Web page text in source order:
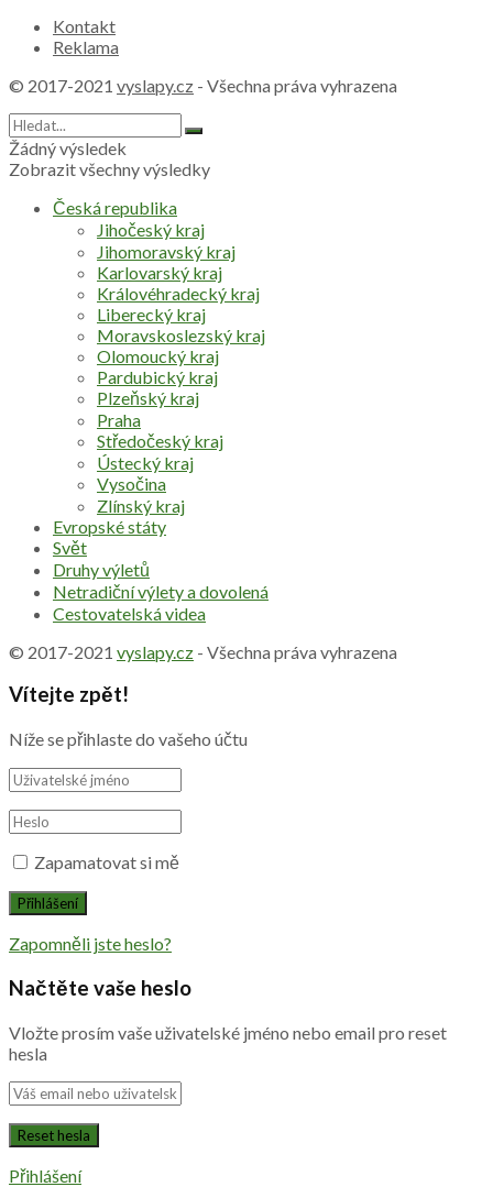
Kontakt
Reklama
© 2017-2021 vyslapy.cz - Všechna práva vyhrazena
Žádný výsledek
Zobrazit všechny výsledky
Česká republika
Jihočeský kraj
Jihomoravský kraj
Karlovarský kraj
Královéhradecký kraj
Liberecký kraj
Moravskoslezský kraj
Olomoucký kraj
Pardubický kraj
Plzeňský kraj
Praha
Středočeský kraj
Ústecký kraj
Vysočina
Zlínský kraj
Evropské státy
Svět
Druhy výletů
Netradiční výlety a dovolená
Cestovatelská videa
© 2017-2021 vyslapy.cz - Všechna práva vyhrazena
Vítejte zpět!
Níže se přihlaste do vašeho účtu
Zapamatovat si mě
Zapomněli jste heslo?
Načtěte vaše heslo
Vložte prosím vaše uživatelské jméno nebo email pro reset
hesla
Přihlášení